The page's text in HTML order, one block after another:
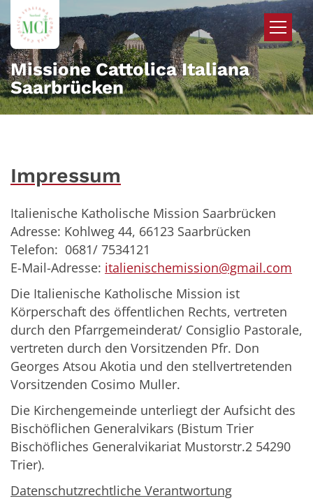
Zum Inhalt springen
Missione Cattolica Italiana
Saarbrücken
Impressum
Italienische Katholische Mission Saarbrücken
Adresse: Kohlweg 44, 66123 Saarbrücken
Telefon: 0681/ 7534121
E-Mail-Adresse: italienischemission@gmail.com
Die Italienische Katholische Mission ist
Körperschaft des öffentlichen Rechts, vertreten
durch den Pfarrgemeinderat/ Consiglio Pastorale,
vertreten durch den Vorsitzenden Pfr. Don
Georges Atsou Akotia und den stellvertretenden
Vorsitzenden Cosimo Muller.
Die Kirchengemeinde unterliegt der Aufsicht des
Bischöflichen Generalvikars (Bistum Trier
Bischöfliches Generalvikariat Mustorstr.2 54290
Trier).
Datenschutzrechtliche Verantwortung